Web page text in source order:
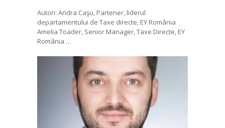
Autori: Andra Caşu, Partener, liderul
departamentului de Taxe directe, EY România
Amelia Toader, Senior Manager, Taxe Directe, EY
România …